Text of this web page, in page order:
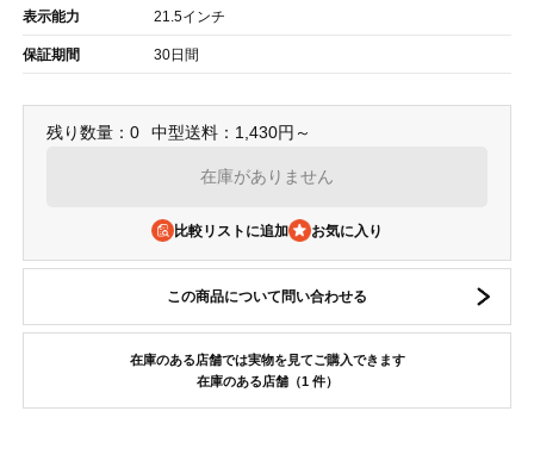
表示能力 21.5インチ
保証期間 30日間
残り数量：0 中型送料：1,430円～
在庫がありません
比較リストに追加
この商品について問い合わせる
在庫のある店舗では実物を見てご購入できます
在庫のある店舗（1 件）